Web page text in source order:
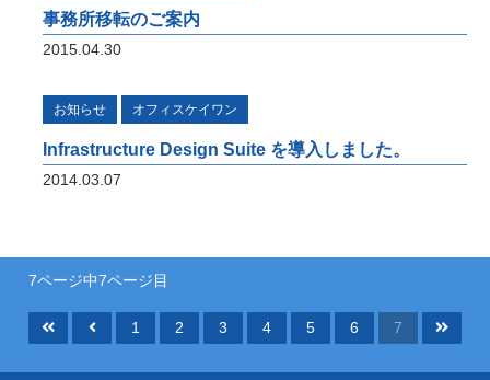
いたします。
i-Construction
橋梁の建設現場におけるオープンイノベーシ
するプロジェクト」をご紹介しています。
橋梁ギャラリー
橋梁は構造形式の違いで「桁橋」「アーチ
橋」「トラス橋」「斜張橋」「吊橋」に大別
事務所移転のご案内
2015.04.30
お知らせ オフィスケイワン
Infrastructure Design Suite を導入しました。
2014.03.07
7ページ中7ページ目
1 2 3 4 5 6 7